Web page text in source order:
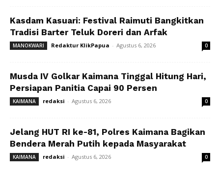
Kasdam Kasuari: Festival Raimuti Bangkitkan
Tradisi Barter Teluk Doreri dan Arfak
MANOKWARI Redaktur KlikPapua - Agustus 6, 2026 0
Musda IV Golkar Kaimana Tinggal Hitung Hari,
Persiapan Panitia Capai 90 Persen
KAIMANA redaksi - Agustus 6, 2026 0
Jelang HUT RI ke-81, Polres Kaimana Bagikan
Bendera Merah Putih kepada Masyarakat
KAIMANA redaksi - Agustus 6, 2026 0